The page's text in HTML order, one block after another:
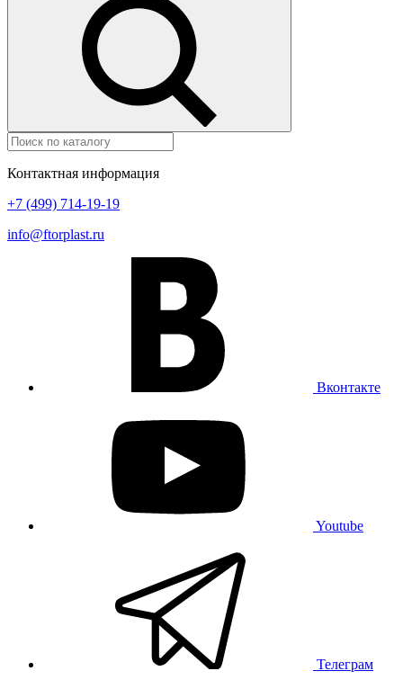
Контактная информация
+7 (499) 714-19-19
info@ftorplast.ru
Вконтакте
Youtube
Телеграм